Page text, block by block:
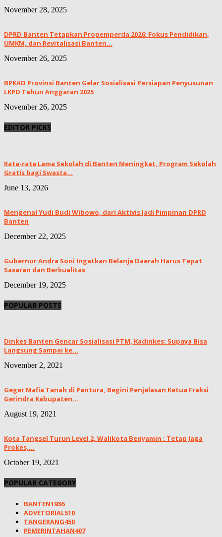
November 28, 2025
DPRD Banten Tetapkan Propemperda 2026: Fokus Pendidikan,
UMKM, dan Revitalisasi Banten...
November 26, 2025
BPKAD Provinsi Banten Gelar Sosialisasi Persiapan Penyusunan
LKPD Tahun Anggaran 2025
November 26, 2025
EDITOR PICKS
Rata-rata Lama Sekolah di Banten Meningkat, ‎Program Sekolah
Gratis bagi Swasta...
June 13, 2026
Mengenal Yudi Budi Wibowo, dari Aktivis Jadi Pimpinan DPRD
Banten
December 22, 2025
Gubernur Andra Soni Ingatkan Belanja Daerah Harus Tepat
Sasaran dan Berkualitas
December 19, 2025
POPULAR POSTS
Dinkes Banten Gencar Sosialisasi PTM, Kadinkes: Supaya Bisa
Langsung Sampai ke...
November 2, 2021
Geger Mafia Tanah di Pantura, Begini Penjelasan Ketua Fraksi
Gerindra Kabupaten...
August 19, 2021
Kota Tangsel Turun Level 2, Walikota Benyamin : Tetap Jaga
Prokes,...
October 19, 2021
POPULAR CATEGORY
BANTEN1936
ADVETORIAL510
TANGERANG450
PEMERINTAHAN407